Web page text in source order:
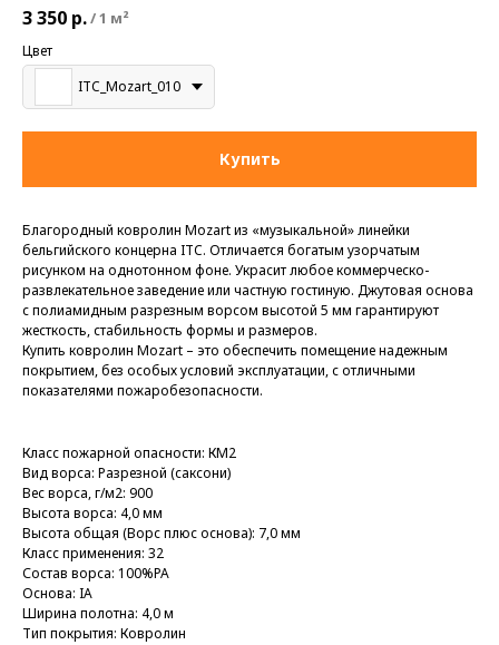
3 350 р./1 м²
Цвет
ITC_Mozart_010
Купить
Благородный ковролин Mozart из «музыкальной» линейки
бельгийского концерна ITC. Отличается богатым узорчатым
рисунком на однотонном фоне. Украсит любое коммерческо-
развлекательное заведение или частную гостиную. Джутовая основа
с полиамидным разрезным ворсом высотой 5 мм гарантируют
жесткость, стабильность формы и размеров.
Купить ковролин Mozart – это обеспечить помещение надежным
покрытием, без особых условий эксплуатации, с отличными
показателями пожаробезопасности.
Класс пожарной опасности: КМ2
Вид ворса: Разрезной (саксони)
Вес ворса, г/м2: 900
Высота ворса: 4,0 мм
Высота общая (Ворс плюс основа): 7,0 мм
Класс применения: 32
Состав ворса: 100%PA
Основа: IA
Ширина полотна: 4,0 м
Тип покрытия: Ковролин